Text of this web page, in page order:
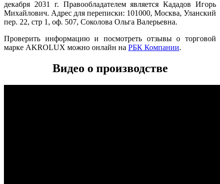
декабря 2031 г. Правообладателем является Кададов Игорь
Михайлович. Адрес для переписки: 101000, Москва, Уланский
пер. 22, стр 1, оф. 507, Соколова Ольга Валерьевна.
Проверить информацию и посмотреть отзывы о торговой
марке AKROLUX можно онлайн на РБК Компании.
Видео о производстве